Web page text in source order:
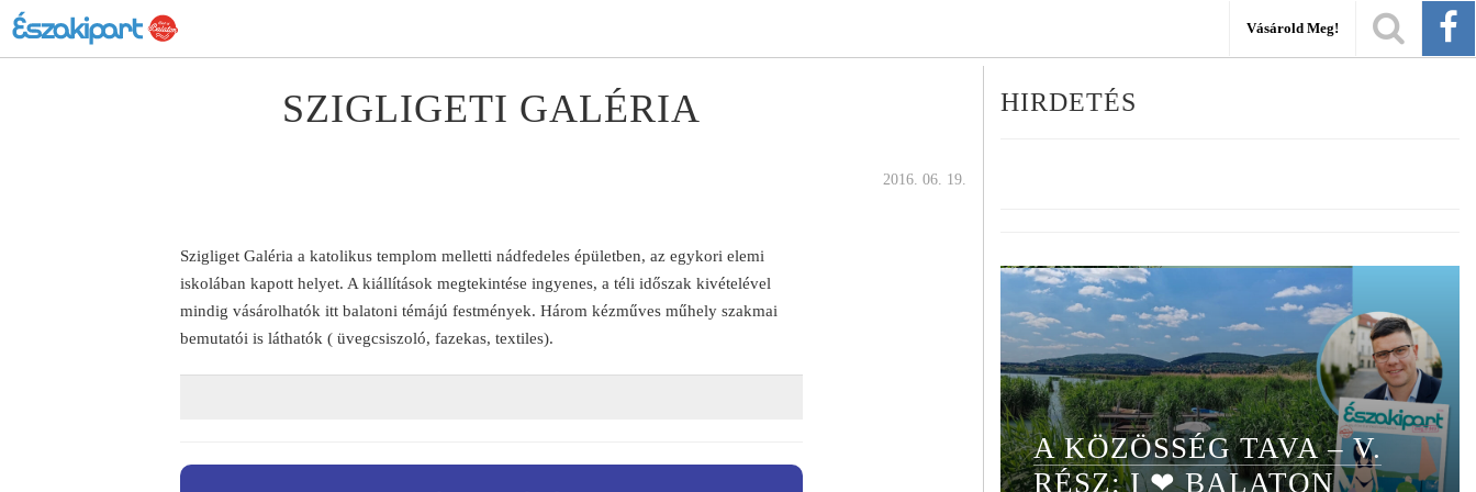
Vásárold Meg!
SZIGLIGETI GALÉRIA
2016. 06. 19.
Szigliget Galéria a katolikus templom melletti nádfedeles épületben, az egykori elemi
iskolában kapott helyet. A kiállítások megtekintése ingyenes, a téli időszak kivételével
mindig vásárolhatók itt balatoni témájú festmények. Három kézműves műhely szakmai
bemutatói is láthatók ( üvegcsiszoló, fazekas, textiles).
HIRDETÉS
A KÖZÖSSÉG TAVA – V.
RÉSZ: I ❤ BALATON